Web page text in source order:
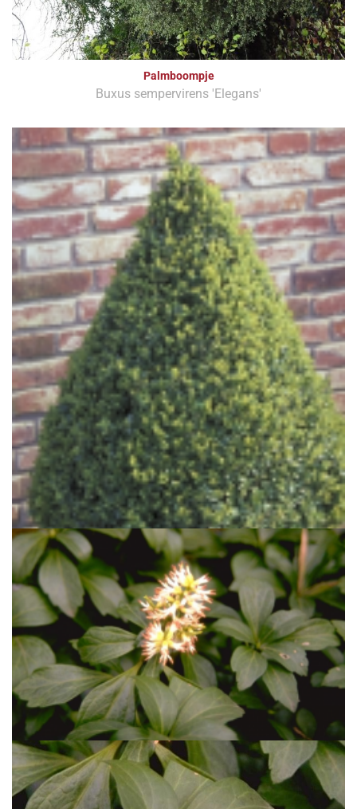
Palmboompje
Buxus sempervirens 'Elegans'
Palmboompje
Buxus sempervirens 'Pyramide'